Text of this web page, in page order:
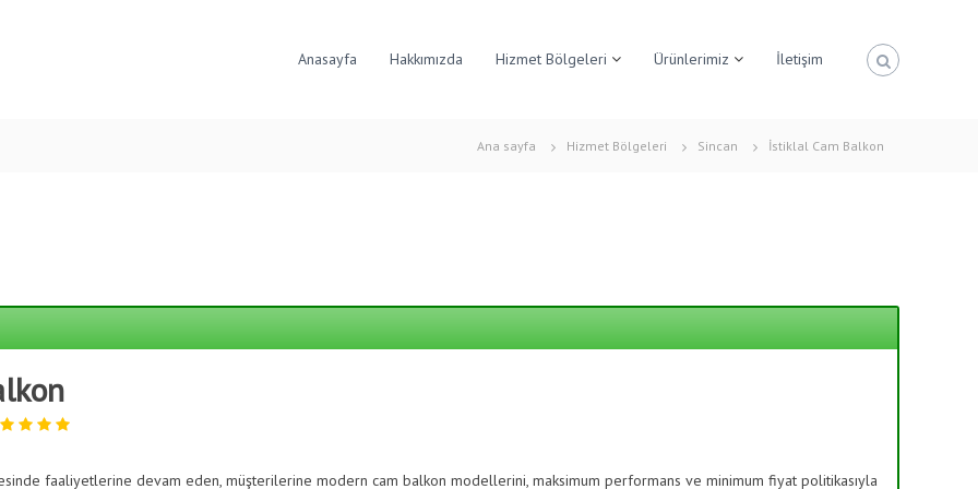
Anasayfa Hakkımızda Hizmet Bölgeleri Ürünlerimiz İletişim
Ana sayfa Hizmet Bölgeleri Sincan İstiklal Cam Balkon
faaliyetlerine devam eden, müşterilerine modern cam balkon modellerini, maksimum performans ve minimum fiyat politikasıyla